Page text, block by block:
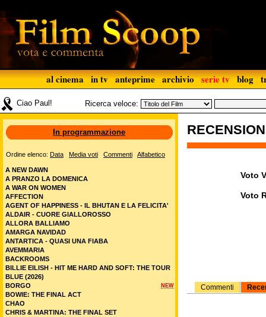
al cinema in tv anteprime archivio serie tv blog
Ciao Paul! Ricerca veloce:
Voto
Voto
Commenti
In programmazione
Ordine elenco: Data Media voti Commenti Alfabetico
A NEW DAWN
A PRANZO LA DOMENICA
A WAR ON WOMEN
AFFECTION
AGENT OF HAPPINESS - IL BHUTAN E LA FELICITA'
ALDAIR - CUORE GIALLOROSSO
ALLORA BALLIAMO
AMARGA NAVIDAD
ANTARTICA - QUASI UNA FIABA
AVEMMARIA
BACKROOMS
BILLIE EILISH - HIT ME HARD AND SOFT: THE TOUR
BLUE (2026)
NEW
BORGO
BOWIE: THE FINAL ACT
CHAO
CHRIS & MARTINA: THE FINAL SET